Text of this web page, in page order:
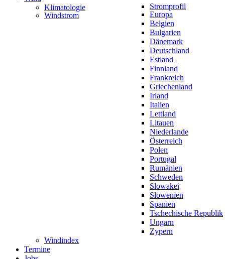
Klimatologie
Stromprofil
Windstrom
Europa
Belgien
Bulgarien
Dänemark
Deutschland
Estland
Finnland
Frankreich
Griechenland
Irland
Italien
Lettland
Litauen
Niederlande
Österreich
Polen
Portugal
Rumänien
Schweden
Slowakei
Slowenien
Spanien
Tschechische Republik
Ungarn
Zypern
Windindex
Termine